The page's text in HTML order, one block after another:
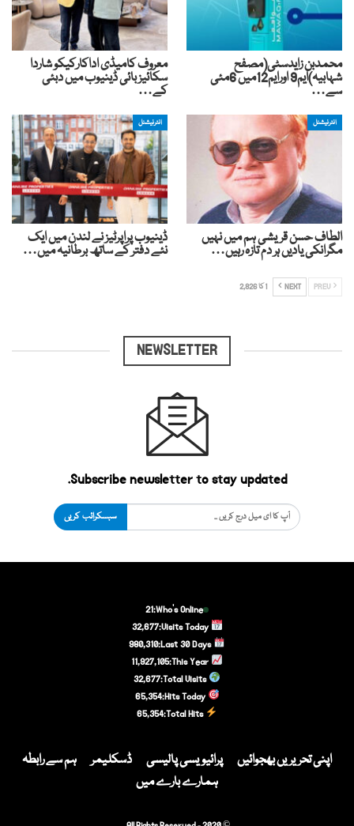
محمدبن زایدسٹی(مصفح
شہابیہ)ایم9 اورایم12میں 6مئی
سے…
معروف کامیڈی اداکارکیکو شاردا
سکائیز بائی ڈینیوب میں دبئی
کے…
انٹرنیشنل
الطاف حسن قریشی ہم میں نہیں
مگرانکی یادیں ہر دم تازہ رہیں…
انٹرنیشنل
ڈینیوب پراپرٹیز نے لندن میں ایک
نئے دفتر کے ساتھ برطانیہ میں…
NEXT 1 کا 2,826
NEWSLETTER
Subscribe newsletter to stay updated.
سبسکرائب کریں
Who's Online:
21
Visits Today:
32,677
Last 30 Days:
980,310
11,927,105
Total Visits:
32,677
Hits Today:
65,354
Total Hits:
65,354
اپنی تحریریں بھجوائیں پرائیویسی پالیسی ڈسکلیمر
ہم سے رابطہ
ہمارے بارے میں